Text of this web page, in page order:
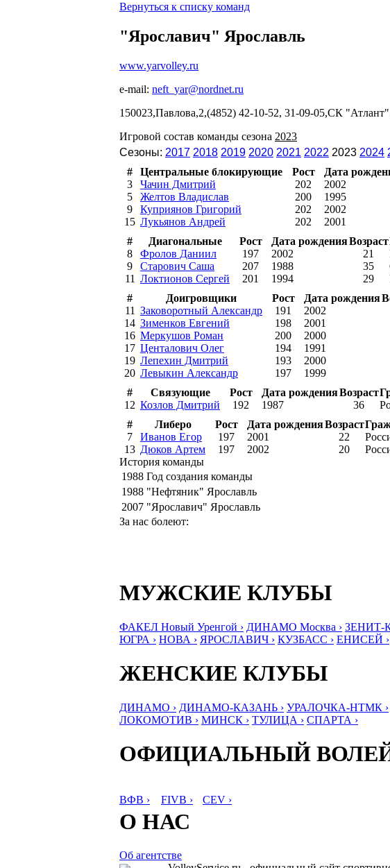
Вернуться к списку команд
"Ярославич" Ярославль
www.yarvolley.ru
e-mail: neft_yar@nordnet.ru
150023,Павлова,2,(4852) 42-10-52, 31-09-05,СК
Игровой состав команды сезона 2023
Сезоны: 2017 2018 2019 2020 2021 2022 2023 2024
#
Центральные блокирующие Рост Дата
3
Чачин Дмитрий 202 2002
5
Желтов Владислав 200 1995
9
Куприянов Григорий 202 2002
15 Лукьянов Андрей 202 2001
#
Диагональные Рост Дата рожденияВозраст
8
Фролов Даниил 197 2002 21
9
Старович Саша 207 1988 35
11 Локтионов Сергей 201 1994 29
#
Доигровщики Рост Дата рождения
11 Заковоротный Александр 191 2002
14 Зименков Евгений 198 2001
16 Меркушов Роман 200 2000
17 Центалович Олег 194 1991
19 Лепехин Дмитрий 193 2000
20 Левыкин Александр 197 1999
#
Связующие Рост Дата рожденияВозраст
12 Козлов Дмитрий 192 1987 36
#
Либеро Рост Дата рожденияВозраст
7
Иванов Егор 197 2001 22
13 Дюков Артем 197 2002 20
История команды
1988 Год создания команды
1988 "Нефтяник" Ярославль
2007 "Ярославич" Ярославль
За нас болеют:
МУЖСКИЕ КЛУБЫ
ФАКЕЛ Новый Уренгой › ДИНАМО Москва › ЗЕНИТ-
ЮГРА › НОВА › ЯРОСЛАВИЧ › КУЗБАСС › ЕНИСЕЙ ›
ЖЕНСКИЕ КЛУБЫ
ДИНАМО › ДИНАМО-КАЗАНЬ › УРАЛОЧКА-НТМК ›
ЛОКОМОТИВ › МИНСК › ТУЛИЦА › СПАРТА ›
ОФИЦИАЛЬНЫЙ
ВФВ › FIVB › CEV ›
О НАС
Об агентстве